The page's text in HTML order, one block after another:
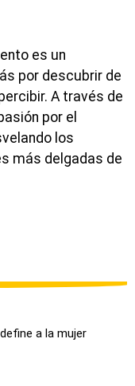
es un
por descubrir de
A través de
por el
los
más delgadas de
a la mujer